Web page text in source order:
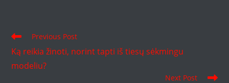
Read
articles
Previous Post
Ką reikia žinoti, norint tapti iš tiesų sėkmingu
modeliu?
Next Post